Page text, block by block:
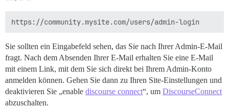
Sie sollten ein Eingabefeld sehen, das Sie nach Ihrer Admin-E-Mail
fragt. Nach dem Absenden Ihrer E-Mail erhalten Sie eine E-Mail
mit einem Link, mit dem Sie sich direkt bei Ihrem Admin-Konto
anmelden können. Gehen Sie dann zu Ihren Site-Einstellungen und
deaktivieren Sie „enable discourse connect“, um DiscourseConnect
abzuschalten.